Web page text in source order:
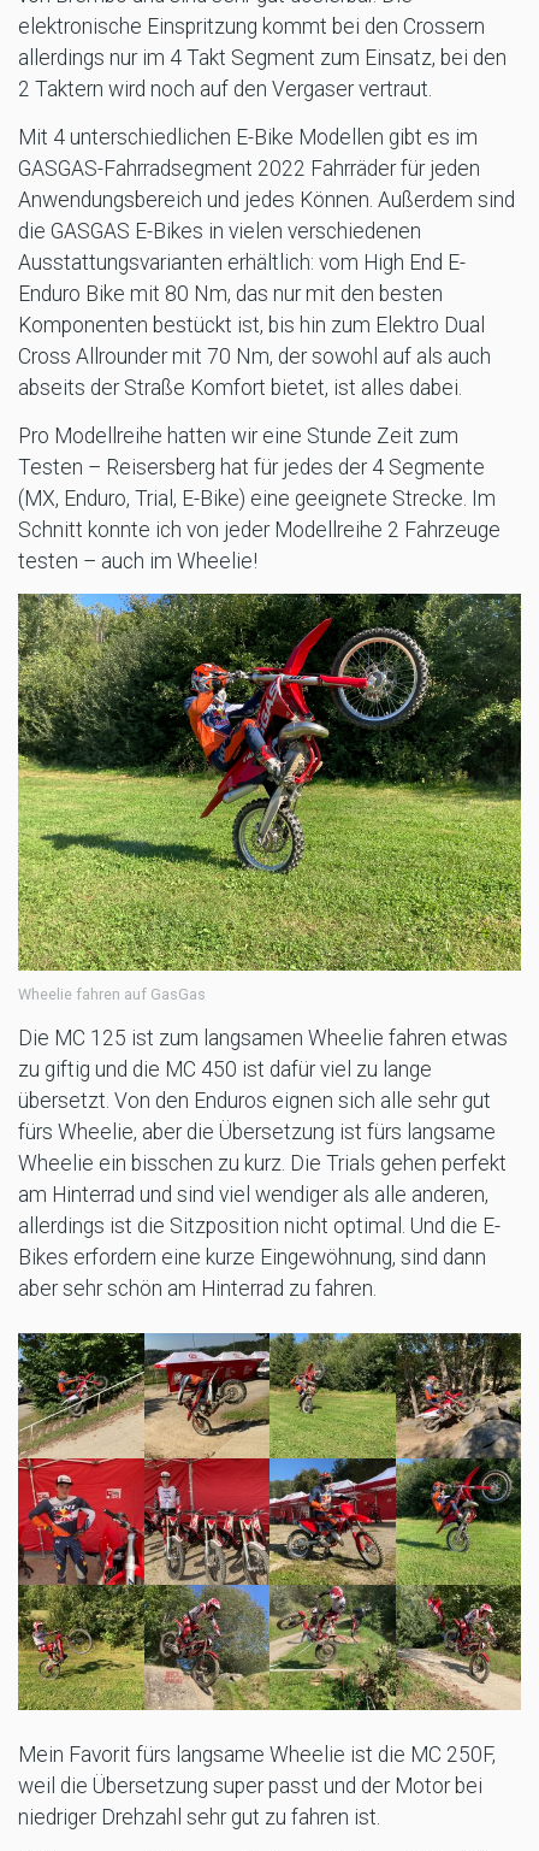
elektronische Einspritzung kommt bei den Crossern
allerdings nur im 4 Takt Segment zum Einsatz, bei den
2 Taktern wird noch auf den Vergaser vertraut.
Mit 4 unterschiedlichen E-Bike Modellen gibt es im
GASGAS-Fahrradsegment 2022 Fahrräder für jeden
Anwendungsbereich und jedes Können. Außerdem sind
die GASGAS E-Bikes in vielen verschiedenen
Ausstattungsvarianten erhältlich: vom High End E-
Enduro Bike mit 80 Nm, das nur mit den besten
Komponenten bestückt ist, bis hin zum Elektro Dual
Cross Allrounder mit 70 Nm, der sowohl auf als auch
abseits der Straße Komfort bietet, ist alles dabei.
Pro Modellreihe hatten wir eine Stunde Zeit zum
Testen – Reisersberg hat für jedes der 4 Segmente
(MX, Enduro, Trial, E-Bike) eine geeignete Strecke. Im
Schnitt konnte ich von jeder Modellreihe 2 Fahrzeuge
testen – auch im Wheelie!
Wheelie fahren auf GasGas
Die MC 125 ist zum langsamen Wheelie fahren etwas
zu giftig und die MC 450 ist dafür viel zu lange
übersetzt. Von den Enduros eignen sich alle sehr gut
fürs Wheelie, aber die Übersetzung ist fürs langsame
Wheelie ein bisschen zu kurz. Die Trials gehen perfekt
am Hinterrad und sind viel wendiger als alle anderen,
allerdings ist die Sitzposition nicht optimal. Und die E-
Bikes erfordern eine kurze Eingewöhnung, sind dann
aber sehr schön am Hinterrad zu fahren.
Mein Favorit fürs langsame Wheelie ist die MC 250F,
weil die Übersetzung super passt und der Motor bei
niedriger Drehzahl sehr gut zu fahren ist.